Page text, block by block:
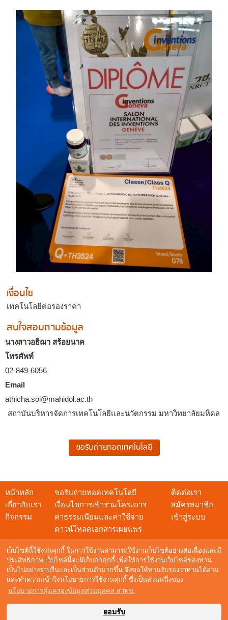
เว็บไซต์นี้ใช้งานคุกกี้ ในการใช้งานสามารถใช้งานเว็บไซต์อย่างต่อเนื่องและมี
ประสิทธิภาพ เว็บไซต์นี้จะมีเก็บค่าคุกกี้ เพื่อให้การใช้งานเว็บไซต์ของท่าน
เป็นไปอย่างราบรื่นและเป็นส่วนตัวมากขึ้น จึงขอให้ท่านรับรองว่าท่านได้อ่าน
และทำความเข้าใจนโยบายการใช้งานคุกกี้ ซึ่งเป็นส่วนหนึ่งของ
นโยบายการคุ้มครองข้อมูลส่วนบุคคล สวทช.
ยอมรับ
เงื่อนไข
เทคโนโลยีต่อรองราคา
สนใจสอบถามข้อมูล
นางสาวอธิฌา สร้อยนาค
โทรศัพท์
02-849-6056
Email
athicha.soi@mahidol.ac.th
สถาบันบริหารจัดการเทคโนโลยีและนวัตกรรม มหาวิทยาลัยมหิดล
หน้าหลัก
เกี่ยวกับเรา
กิจกรรม
ขอรับถ่ายทอดเทคโนโลยี
เงื่อนไขการเข้าร่วมโครงการ
ค่าธรรมเนียมและค่าใช้จ่าย
ดาวน์โหลดเอกสารเผยแพร่
ติดต่อเรา
สมัครสมาชิก
เข้าสู่ระบบ
สอบถามข้อมูล
อีเมล :techshow@nstda.or.th
Digital Mind Co., Ltd.